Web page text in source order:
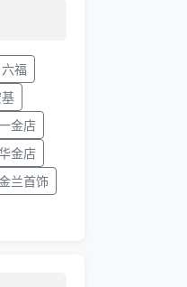
六福
金店
金店
兰首饰